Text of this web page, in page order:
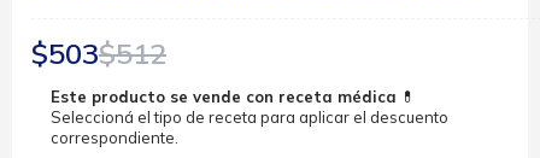
$503$512
Este producto se vende con receta médica 💊
Seleccioná el tipo de receta para aplicar el descuento
correspondiente.